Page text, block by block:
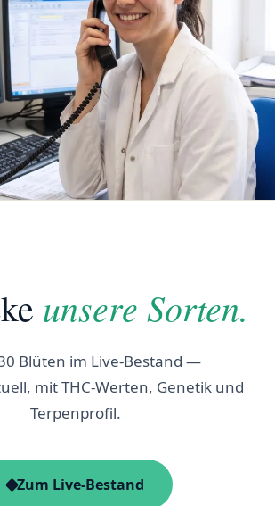
unsere Sorten.
Blüten im Live-Bestand —
mit THC-Werten, Genetik und
Terpenprofil.
Zum Live-Bestand